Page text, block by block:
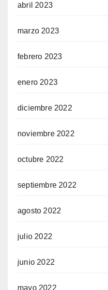
abril 2023
marzo 2023
febrero 2023
enero 2023
diciembre 2022
noviembre 2022
octubre 2022
septiembre 2022
agosto 2022
julio 2022
junio 2022
mayo 2022